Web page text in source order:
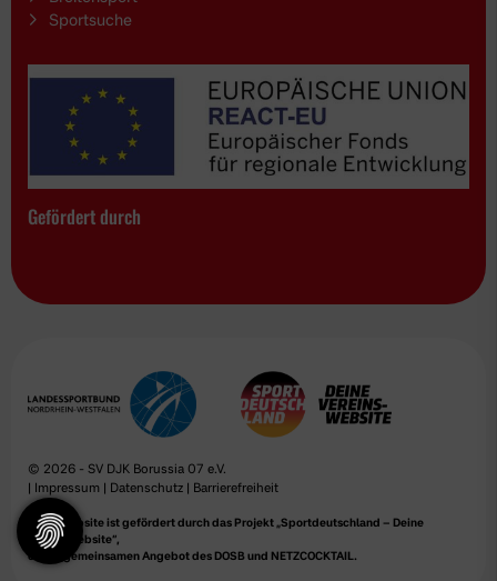
Sportsuche
Gefördert durch
© 2026 - SV DJK Borussia 07 e.V.
| Impressum | Datenschutz | Barrierefreiheit
Diese Website ist gefördert durch das Projekt „Sportdeutschland – Deine
Vereinswebsite”,
einem gemeinsamen Angebot des DOSB und NETZCOCKTAIL.